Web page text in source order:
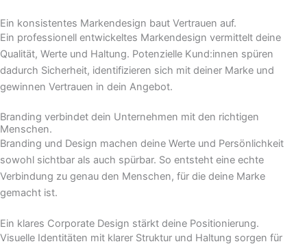
Ein konsistentes Markendesign baut Vertrauen auf.
Ein professionell entwickeltes Markendesign vermittelt deine
Qualität, Werte und Haltung. Potenzielle Kund:innen spüren
dadurch Sicherheit, identifizieren sich mit deiner Marke und
gewinnen Vertrauen in dein Angebot.
Branding verbindet dein Unternehmen mit den richtigen
Menschen.
Branding und Design machen deine Werte und Persönlichkeit
sowohl sichtbar als auch spürbar. So entsteht eine echte
Verbindung zu genau den Menschen, für die deine Marke
gemacht ist.
Ein klares Corporate Design stärkt deine Positionierung.
Visuelle Identitäten mit klarer Struktur und Haltung sorgen für